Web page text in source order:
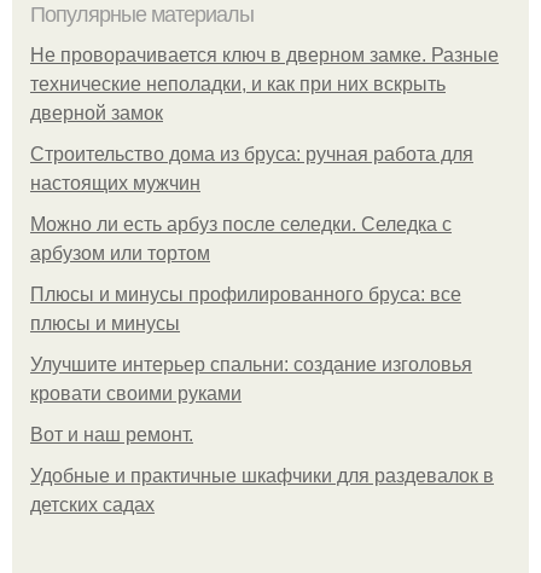
Популярные материалы
Не проворачивается ключ в дверном замке. Разные
технические неполадки, и как при них вскрыть
дверной замок
Строительство дома из бруса: ручная работа для
настоящих мужчин
Можно ли есть арбуз после селедки. Селедка с
арбузом или тортом
Плюсы и минусы профилированного бруса: все
плюсы и минусы
Улучшите интерьер спальни: создание изголовья
кровати своими руками
Boт и наш ремoнт.
Удобные и практичные шкафчики для раздевалок в
детских садах